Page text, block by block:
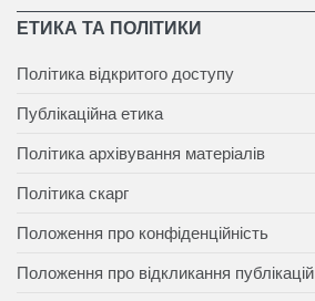
ЕТИКА ТА ПОЛІТИКИ
Політика відкритого доступу
Публікаційна етика
Політика архівування матеріалів
Політика скарг
Положення про конфіденційність
Положення про відкликання публікацій